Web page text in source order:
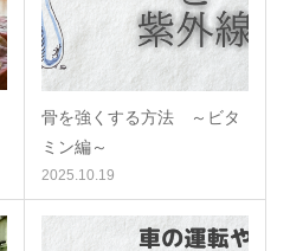
骨を強くする方法 ～ビタ
ミン編～
2025.10.19